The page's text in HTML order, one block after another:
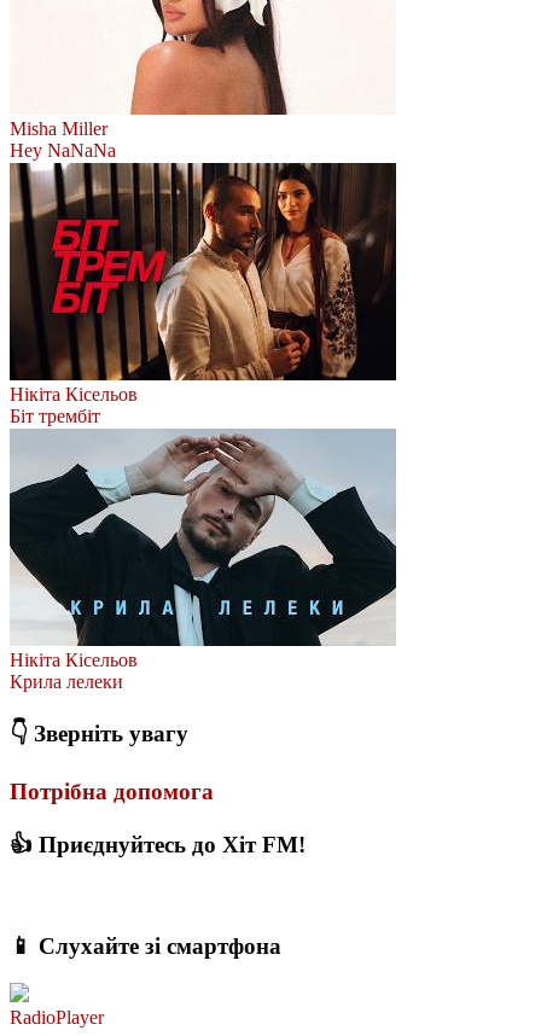
Misha Miller
Hey NaNaNa
Нікіта Кісельов
Біт трембіт
Нікіта Кісельов
Крила лелеки
👇 Зверніть увагу
Потрібна допомога
👍 Приєднуйтесь до Хіт FM!
📱 Слухайте зі смартфона
RadioPlayer